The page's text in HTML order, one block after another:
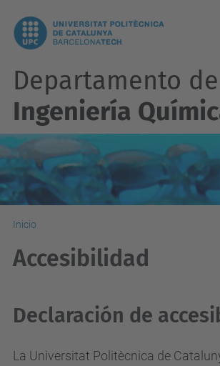
Departamento de
Ingeniería
Inicio
Accesibilidad
Declaración de
La Universitat Politècnica de